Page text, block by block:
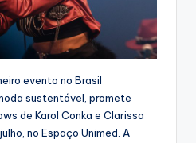
evento no Brasil
sustentável, promete
de Karol Conka e Clarissa
no Espaço Unimed. A